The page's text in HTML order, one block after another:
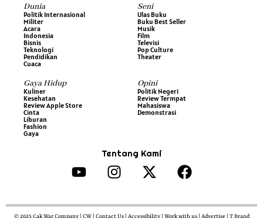
Dunia
Politik Internasional
Militer
Acara
Indonesia
Bisnis
Teknologi
Pendidikan
Cuaca
Seni
Ulas Buku
Buku Best Seller
Musik
Film
Televisi
Pop Culture
Theater
Gaya Hidup
Kuliner
Kesehatan
Review Apple Store
Cinta
Liburan
Fashion
Gaya
Opini
Politik Negeri
Review Termpat
Mahasiswa
Demonstrasi
Tentang Kami
© 2025 Cak War Company | CW | Contact Us | Accessibility | Work with us | Advertise | T Brand